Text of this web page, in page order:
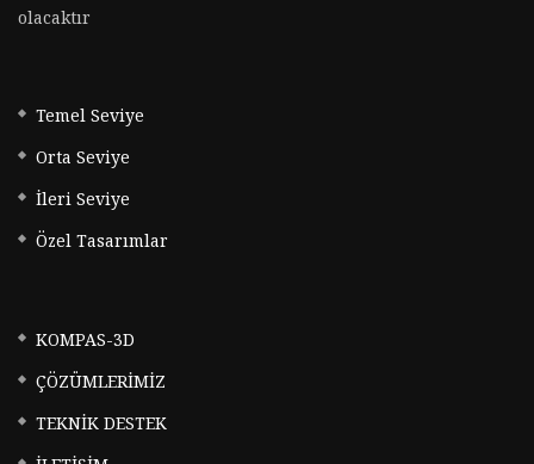
olacaktır
Temel Seviye
Orta Seviye
İleri Seviye
Özel Tasarımlar
KOMPAS-3D
ÇÖZÜMLERİMİZ
TEKNİK DESTEK